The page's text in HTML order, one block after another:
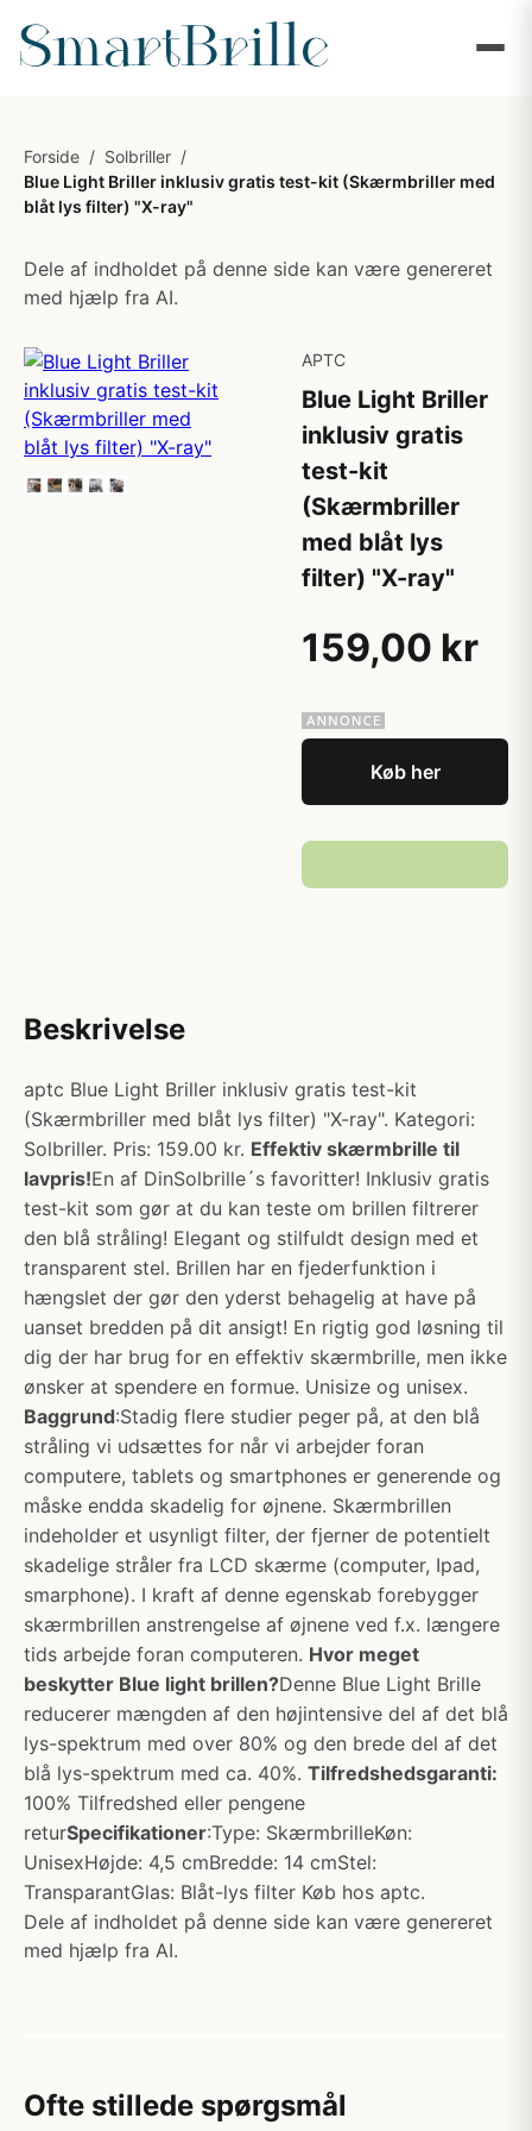
Forside / Solbriller /
Blue Light Briller inklusiv gratis test-kit (Skærmbriller med
blåt lys filter) "X-ray"
Dele af indholdet på denne side kan være genereret
med hjælp fra AI.
APTC
Blue Light Briller
inklusiv gratis
test-kit
(Skærmbriller
med blåt lys
filter) "X-ray"
159,00 kr
Køb her
Beskrivelse
aptc Blue Light Briller inklusiv gratis test-kit
(Skærmbriller med blåt lys filter) "X-ray". Kategori:
Solbriller. Pris: 159.00 kr. Effektiv skærmbrille til
lavpris!En af DinSolbrille´s favoritter! Inklusiv gratis
test-kit som gør at du kan teste om brillen filtrerer
den blå stråling! Elegant og stilfuldt design med et
transparent stel. Brillen har en fjederfunktion i
hængslet der gør den yderst behagelig at have på
uanset bredden på dit ansigt! En rigtig god løsning til
dig der har brug for en effektiv skærmbrille, men ikke
ønsker at spendere en formue. Unisize og unisex.
Baggrund:Stadig flere studier peger på, at den blå
stråling vi udsættes for når vi arbejder foran
computere, tablets og smartphones er generende og
måske endda skadelig for øjnene. Skærmbrillen
indeholder et usynligt filter, der fjerner de potentielt
skadelige stråler fra LCD skærme (computer, Ipad,
smarphone). I kraft af denne egenskab forebygger
skærmbrillen anstrengelse af øjnene ved f.x. længere
tids arbejde foran computeren. Hvor meget
beskytter Blue light brillen?Denne Blue Light Brille
reducerer mængden af den højintensive del af det blå
lys-spektrum med over 80% og den brede del af det
blå lys-spektrum med ca. 40%. Tilfredshedsgaranti:
100% Tilfredshed eller pengene
returSpecifikationer:Type: SkærmbrilleKøn:
UnisexHøjde: 4,5 cmBredde: 14 cmStel:
TransparantGlas: Blåt-lys filter Køb hos aptc.
Dele af indholdet på denne side kan være genereret
med hjælp fra AI.
Ofte stillede spørgsmål